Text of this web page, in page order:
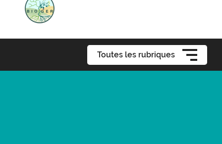
Toutes les rubriques